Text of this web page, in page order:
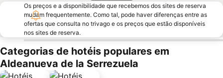
Os preços e a disponibilidade que recebemos dos sites de reserva
mudam frequentemente. Como tal, pode haver diferenças entre as
ofertas que consulta no trivago e os preços que estão disponíveis
nos sites de reserva.
Categorias de hotéis populares em
Aldeanueva de la Serrezuela